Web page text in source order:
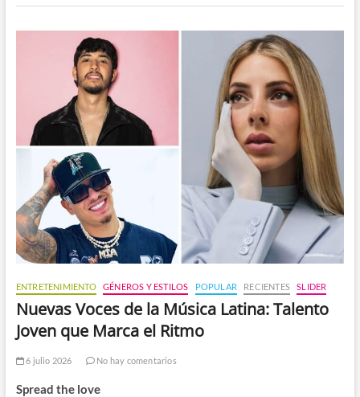
ENTRETENIMIENTO GÉNEROS Y ESTILOS POPULAR RECIENTES SLIDER
Nuevas Voces de la Música Latina: Talento
Joven que Marca el Ritmo
6 julio 2026 No hay comentarios
Spread the love